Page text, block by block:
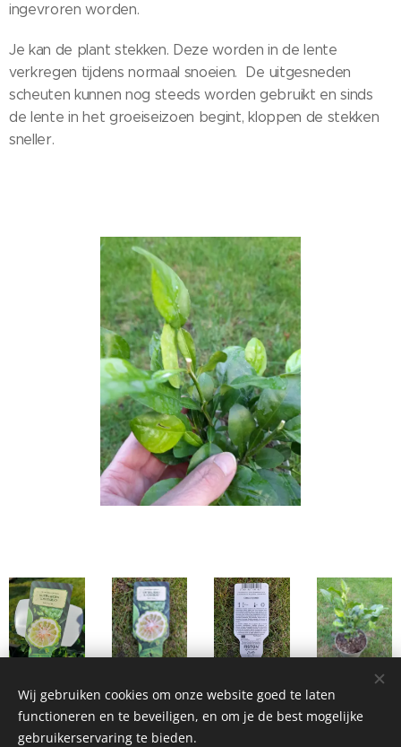
ingevroren worden.
Je kan de plant stekken. Deze worden in de lente
verkregen tijdens normaal snoeien. De uitgesneden
scheuten kunnen nog steeds worden gebruikt en sinds
de lente in het groeiseizoen begint, kloppen de stekken
sneller.
Wij gebruiken cookies om onze website goed te laten
functioneren en te beveiligen, en om je de best mogelijke
gebruikerservaring te bieden.